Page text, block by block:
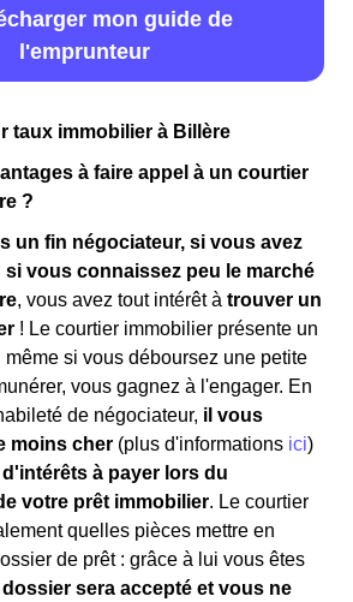
mon guide de
l'emprunteur
taux immobilier à Billère
à faire appel à un courtier
?
un fin négociateur, si vous avez
si vous connaissez peu le marché
, vous avez tout intérêt à trouver un
! Le courtier immobilier présente un
même si vous déboursez une petite
vous gagnez à l'engager. En
de négociateur, il vous
moins cher (plus d'informations ici)
à payer lors du
votre prêt immobilier. Le courtier
quelles pièces mettre en
de prêt : grâce à lui vous êtes
sera accepté et vous ne